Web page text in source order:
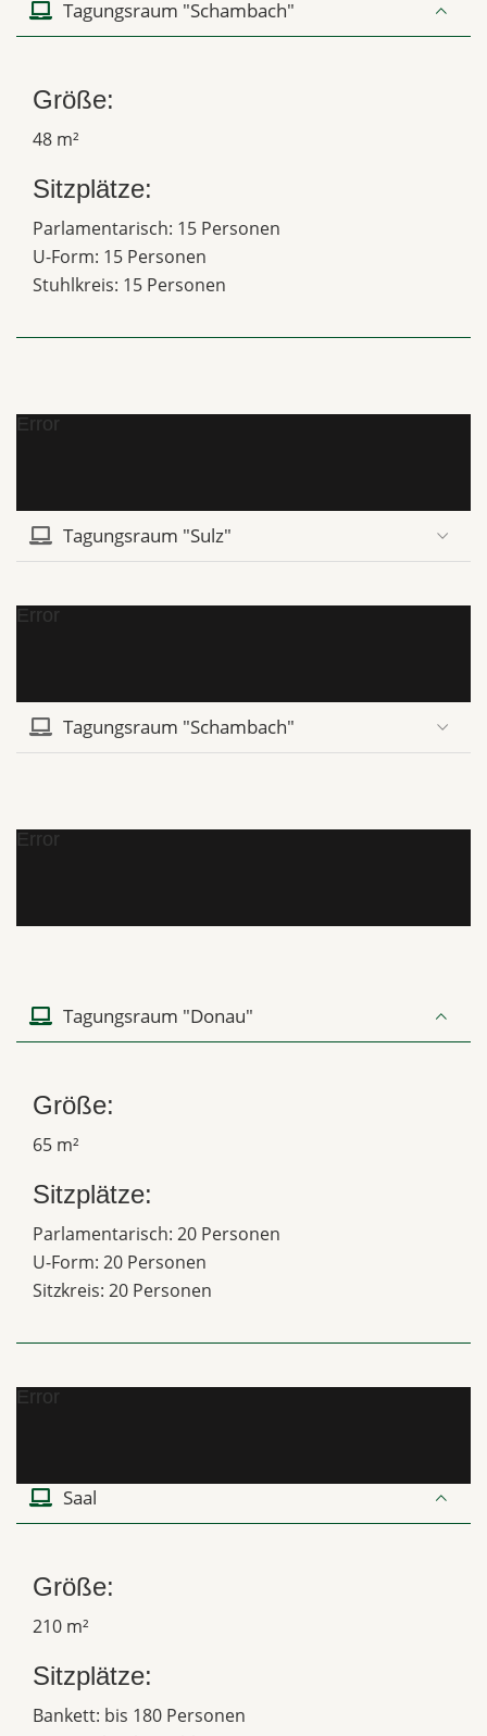
Tagungsraum "Schambach"
Größe:
48 m²
Sitzplätze:
Parlamentarisch: 15 Personen
U-Form: 15 Personen
Stuhlkreis: 15 Personen
Error
Tagungsraum "Sulz"
Error
Tagungsraum "Schambach"
Error
Tagungsraum "Donau"
Größe:
65 m²
Sitzplätze:
Parlamentarisch: 20 Personen
U-Form: 20 Personen
Sitzkreis: 20 Personen
Error
Saal
Größe:
210 m²
Sitzplätze:
Bankett: bis 180 Personen